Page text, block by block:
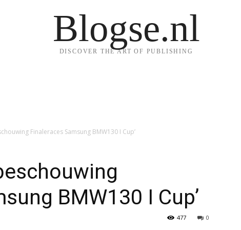
Blogse.nl
DISCOVER THE ART OF PUBLISHING
Finaleraces Samsung BMW130 I Cup’
BMW130 I Cup’
0
477